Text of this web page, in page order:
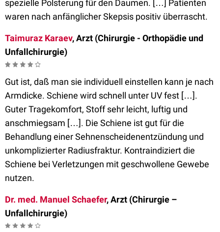
spezielle Polsterung für den Daumen. […] Patienten
waren nach anfänglicher Skepsis positiv überrascht.
Taimuraz Karaev, Arzt (Chirurgie - Orthopädie und
Unfallchirurgie)
Gut ist, daß man sie individuell einstellen kann je nach
Armdicke. Schiene wird schnell unter UV fest […].
Guter Tragekomfort, Stoff sehr leicht, luftig und
anschmiegsam […]. Die Schiene ist gut für die
Behandlung einer Sehnenscheidenentzündung und
unkomplizierter Radiusfraktur. Kontraindiziert die
Schiene bei Verletzungen mit geschwollene Gewebe
nutzen.
Dr. med. Manuel Schaefer, Arzt (Chirurgie –
Unfallchirurgie)